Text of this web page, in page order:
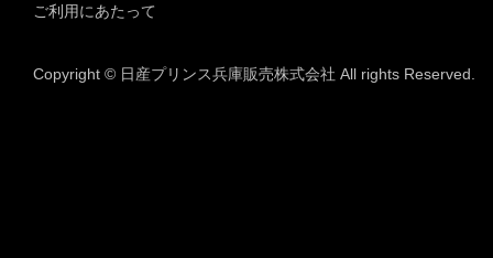
ご利用にあたって
Copyright © 日産プリンス兵庫販売株式会社 All rights Reserved.